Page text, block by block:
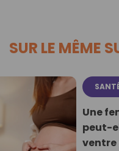
SUR LE MÊME
Une
peut-
ventre